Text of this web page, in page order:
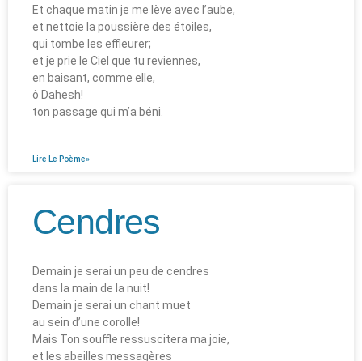
Et chaque matin je me lève avec l’aube,
et nettoie la poussière des étoiles,
qui tombe les effleurer;
et je prie le Ciel que tu reviennes,
en baisant, comme elle,
ô Dahesh!
ton passage qui m’a béni.
Lire Le Poème»
Cendres
Demain je serai un peu de cendres
dans la main de la nuit!
Demain je serai un chant muet
au sein d’une corolle!
Mais Ton souffle ressuscitera ma joie,
et les abeilles messagères